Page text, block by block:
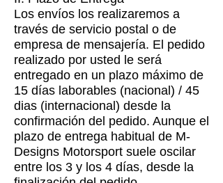
Los envíos los realizaremos a
través de servicio postal o de
empresa de mensajería. El pedido
realizado por usted le será
entregado en un plazo máximo de
15 días laborables (nacional) / 45
dias (internacional) desde la
confirmación del pedido. Aunque el
plazo de entrega habitual de M-
Designs Motorsport suele oscilar
entre los 3 y los 4 días, desde la